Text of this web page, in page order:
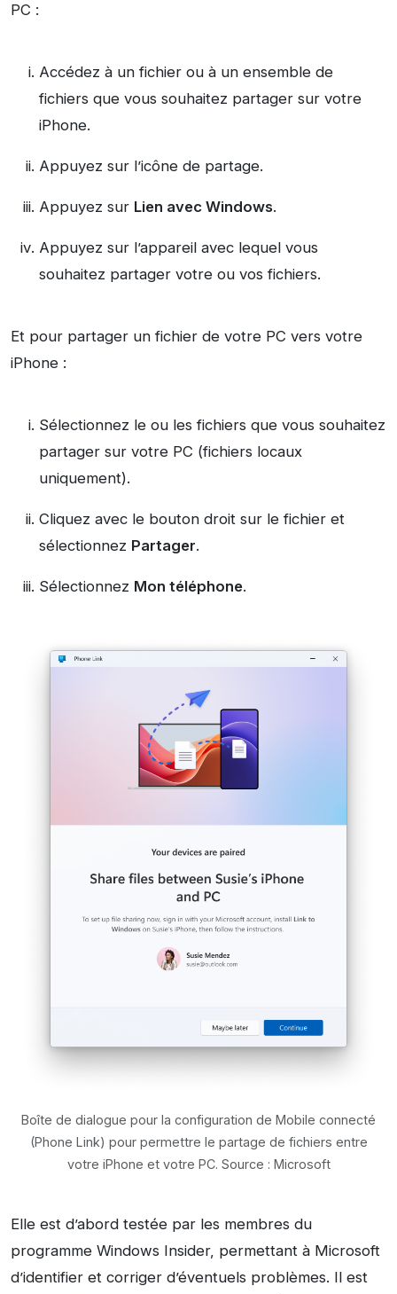
PC :
Accédez à un fichier ou à un ensemble de
fichiers que vous souhaitez partager sur votre
iPhone.
Appuyez sur l’icône de partage.
Appuyez sur Lien avec Windows.
Appuyez sur l’appareil avec lequel vous
souhaitez partager votre ou vos fichiers.
Et pour partager un fichier de votre PC vers votre
iPhone :
Sélectionnez le ou les fichiers que vous souhaitez
partager sur votre PC (fichiers locaux
uniquement).
Cliquez avec le bouton droit sur le fichier et
sélectionnez Partager.
Sélectionnez Mon téléphone.
Boîte de dialogue pour la configuration de Mobile connecté
(Phone Link) pour permettre le partage de fichiers entre
votre iPhone et votre PC. Source : Microsoft
Elle est d’abord testée par les membres du
programme Windows Insider, permettant à Microsoft
d’identifier et corriger d’éventuels problèmes. Il est